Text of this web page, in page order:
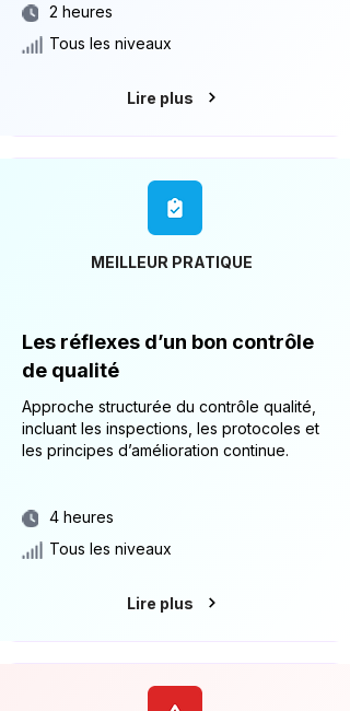
2 heures
Tous les niveaux
Lire plus
MEILLEUR PRATIQUE
Les réflexes d’un bon contrôle
de qualité
Approche structurée du contrôle qualité,
incluant les inspections, les protocoles et
les principes d’amélioration continue.
4 heures
Tous les niveaux
Lire plus